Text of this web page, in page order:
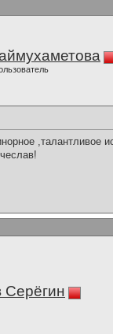
,талантливое
Серёгин